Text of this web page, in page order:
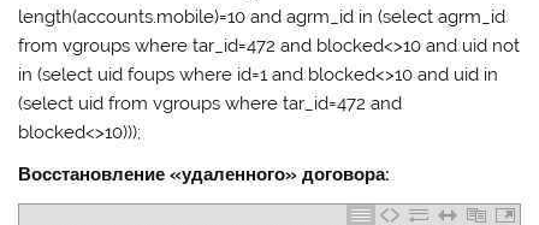
length(accounts.mobile)=10 and agrm_id in (select agrm_id
from vgroups where tar_id=472 and blocked<>10 and uid not
in (select uid foups where id=1 and blocked<>10 and uid in
(select uid from vgroups where tar_id=472 and
blocked<>10)));
Восстановление «удаленного» договора: